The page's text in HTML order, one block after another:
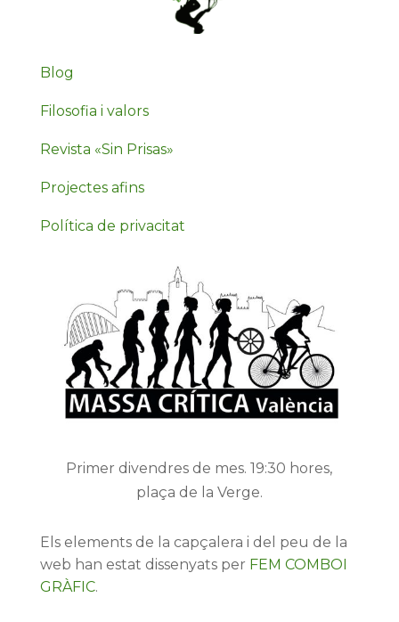
Blog
Filosofia i valors
Revista «Sin Prisas»
Projectes afins
Política de privacitat
Primer divendres de mes. 19:30 hores,
plaça de la Verge.
Els elements de la capçalera i del peu de la
web han estat dissenyats per FEM COMBOI
GRÀFIC.